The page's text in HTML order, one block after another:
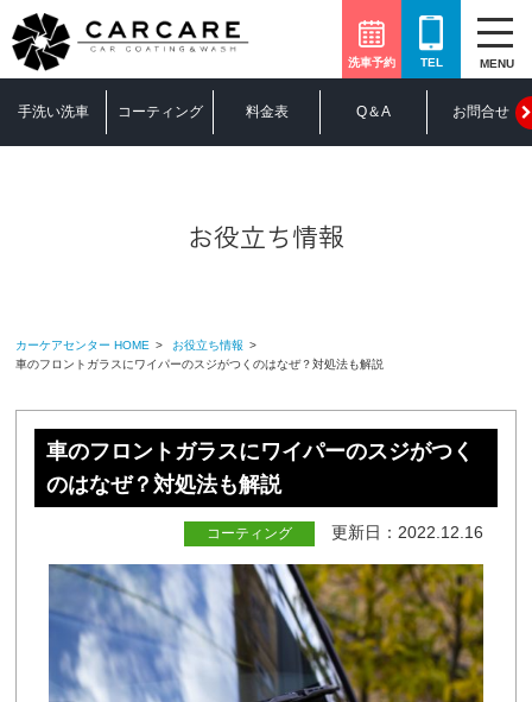
洗車予約 TEL MENU
手洗い洗車 コーティング 料金表 Q＆A お問合せ
お役立ち情報
カーケアセンター HOME
お役立ち情報
車のフロントガラスにワイパーのスジがつくのはなぜ？対処法も解説
車のフロントガラスにワイパーのスジがつく
のはなぜ？対処法も解説
コーティング 更新日：2022.12.16